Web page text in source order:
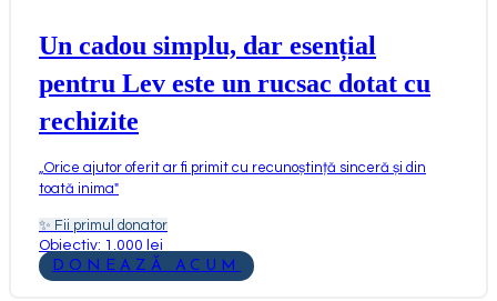
Un cadou simplu, dar esențial
pentru Lev este un rucsac dotat cu
rechizite
Orice ajutor oferit ar fi primit cu recunoștință sinceră și din
toată inima"
✨ Fii primul donator
Obiectiv: 1.000 lei
DONEAZĂ ACUM